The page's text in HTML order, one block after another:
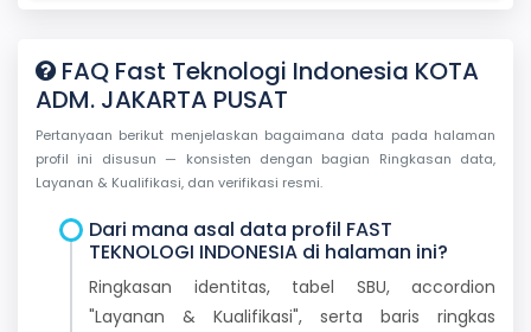
FAQ Fast Teknologi Indonesia KOTA
ADM. JAKARTA PUSAT
Pertanyaan berikut menjelaskan bagaimana data pada halaman
profil ini disusun — konsisten dengan bagian Ringkasan data,
Layanan & Kualifikasi, dan verifikasi resmi.
Dari mana asal data profil FAST
TEKNOLOGI INDONESIA di halaman ini?
Ringkasan identitas, tabel SBU, accordion
"Layanan & Kualifikasi", serta baris ringkas